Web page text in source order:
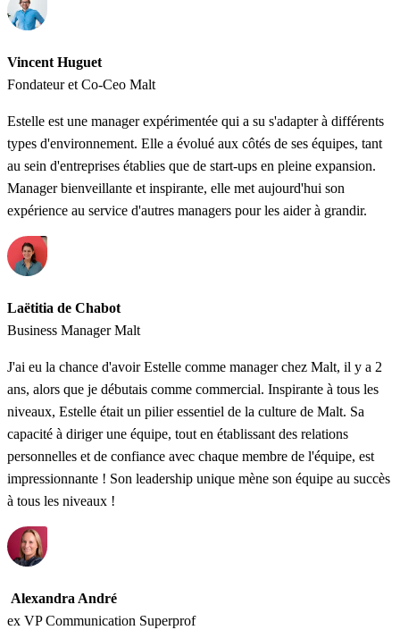
Vincent Huguet
Fondateur et Co-Ceo Malt
Estelle est une manager expérimentée qui a su s'adapter à différents
types d'environnement. Elle a évolué aux côtés de ses équipes, tant
au sein d'entreprises établies que de start-ups en pleine expansion.
Manager bienveillante et inspirante, elle met aujourd'hui son
expérience au service d'autres managers pour les aider à grandir.
Laëtitia de Chabot
Business Manager Malt
J'ai eu la chance d'avoir Estelle comme manager chez Malt, il y a 2
ans, alors que je débutais comme commercial. Inspirante à tous les
niveaux, Estelle était un pilier essentiel de la culture de Malt. Sa
capacité à diriger une équipe, tout en établissant des relations
personnelles et de confiance avec chaque membre de l'équipe, est
impressionnante ! Son leadership unique mène son équipe au succès
à tous les niveaux !
Alexandra André
ex VP Communication Superprof